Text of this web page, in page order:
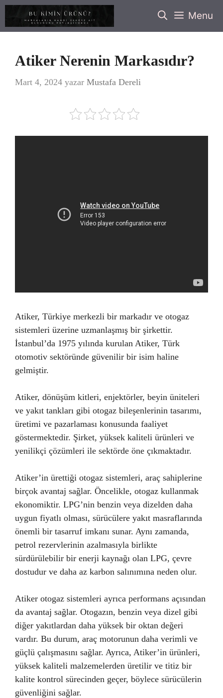
İçeriğe
Menu
Atiker Nerenin Markasıdır?
Mart 4, 2024 yazar Mustafa Dereli
Atiker, Türkiye merkezli bir markadır ve otogaz
sistemleri üzerine uzmanlaşmış bir şirkettir.
İstanbul’da 1975 yılında kurulan Atiker, Türk
otomotiv sektöründe güvenilir bir isim haline
gelmiştir.
Atiker, dönüşüm kitleri, enjektörler, beyin üniteleri
ve yakıt tankları gibi otogaz bileşenlerinin tasarımı,
üretimi ve pazarlaması konusunda faaliyet
göstermektedir. Şirket, yüksek kaliteli ürünleri ve
yenilikçi çözümleri ile sektörde öne çıkmaktadır.
Atiker’in ürettiği otogaz sistemleri, araç sahiplerine
birçok avantaj sağlar. Öncelikle, otogaz kullanmak
ekonomiktir. LPG’nin benzin veya dizelden daha
uygun fiyatlı olması, sürücülere yakıt masraflarında
önemli bir tasarruf imkanı sunar. Aynı zamanda,
petrol rezervlerinin azalmasıyla birlikte
sürdürülebilir bir enerji kaynağı olan LPG, çevre
dostudur ve daha az karbon salınımına neden olur.
Atiker otogaz sistemleri ayrıca performans açısından
da avantaj sağlar. Otogazın, benzin veya dizel gibi
diğer yakıtlardan daha yüksek bir oktan değeri
vardır. Bu durum, araç motorunun daha verimli ve
güçlü çalışmasını sağlar. Ayrıca, Atiker’in ürünleri,
yüksek kaliteli malzemelerden üretilir ve titiz bir
kalite kontrol sürecinden geçer, böylece sürücülerin
güvenliğini sağlar.